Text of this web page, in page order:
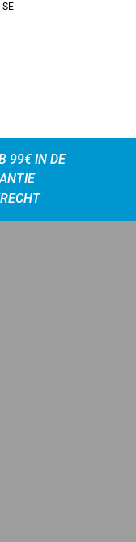
99€ IN DE